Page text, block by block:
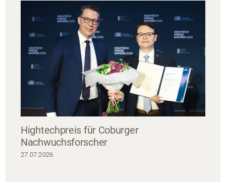
Hightechpreis für Coburger
Nachwuchsforscher
27.07.2026